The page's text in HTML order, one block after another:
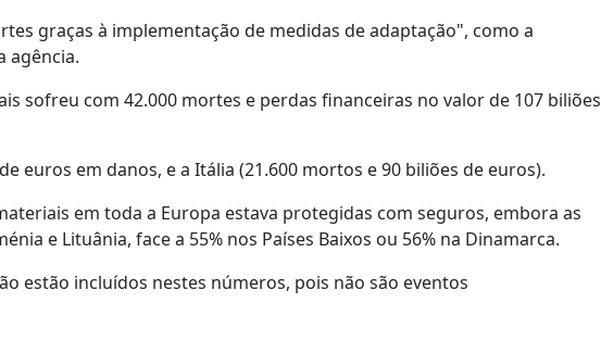
graças à implementação de medidas de adaptação", como a
agência.
sofreu com 42.000 mortes e perdas financeiras no valor de 107 biliões
euros em danos, e a Itália (21.600 mortos e 90 biliões de euros).
em toda a Europa estava protegidas com seguros, embora as
e Lituânia, face a 55% nos Países Baixos ou 56% na Dinamarca.
estão incluídos nestes números, pois não são eventos